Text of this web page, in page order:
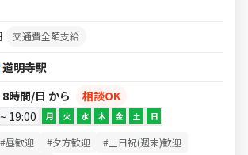
交通費全額支給
道明寺駅
時間/日 から
相談OK
19:00 月 火 水 木 金 土 日
#昼歓迎 #夕方歓迎
#土日祝(週末)歓迎